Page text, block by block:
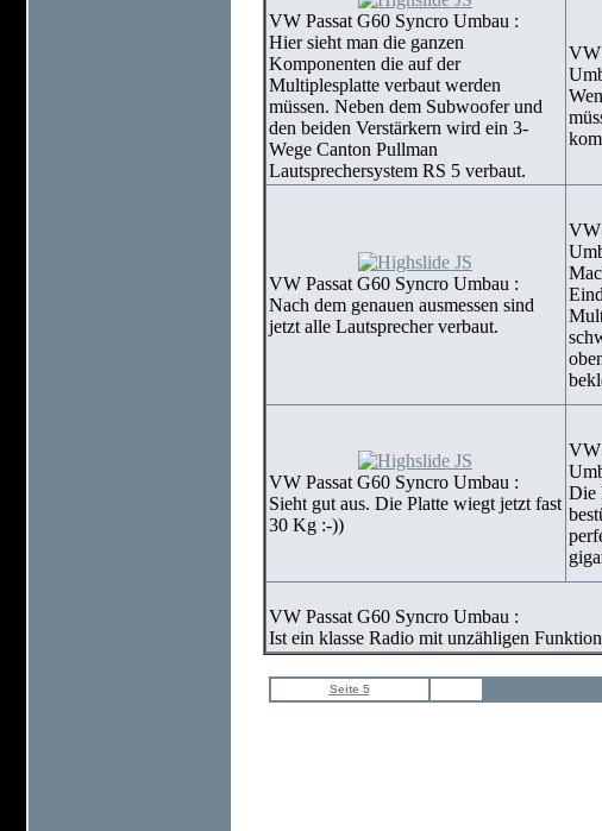
VW Passat G60 Syncro Umbau :
Hier sieht man die ganzen
Komponenten die auf der
Multiplesplatte verbaut werden
müssen. Neben dem Subwoofer und
den beiden Verstärkern wird ein 3-
Wege Canton Pullman
Lautsprechersystem RS 5 verbaut.
VW
VW Passat G60 Syncro Umbau :
Nach dem genauen ausmessen sind
jetzt alle Lautsprecher verbaut.
VW
VW Passat G60 Syncro Umbau :
Sieht gut aus. Die Platte wiegt jetzt fast
30 Kg :-))
VW
Die
VW Passat G60 Syncro Umbau :
Ist ein klasse Radio mit unzähligen
Seite 5